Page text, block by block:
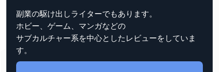
副業の駆け出しライターでもあります。
ホビー、ゲーム、マンガなどの
サブカルチャー系を中心としたレビューをしていま
す。